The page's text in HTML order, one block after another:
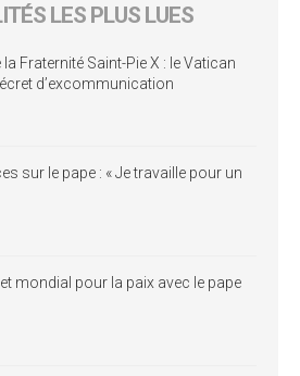
LES PLUS LUES
Fraternité Saint-Pie X : le Vatican
d’excommunication
sur le pape : « Je travaille pour un
mondial pour la paix avec le pape